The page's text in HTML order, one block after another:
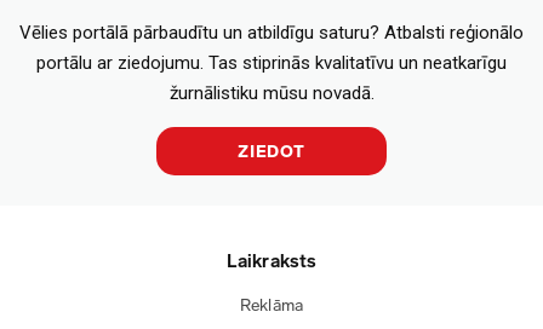
Vēlies portālā pārbaudītu un atbildīgu saturu? Atbalsti reģionālo
portālu ar ziedojumu. Tas stiprinās kvalitatīvu un neatkarīgu
žurnālistiku mūsu novadā.
ZIEDOT
Laikraksts
Reklāma